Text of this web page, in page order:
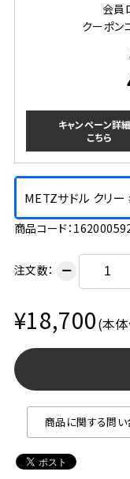
会員
クーポン
キャンペーン詳
こちら
METZサドル クリ
商品コード：
注文数： ー
¥18,700(本
商品に関する問